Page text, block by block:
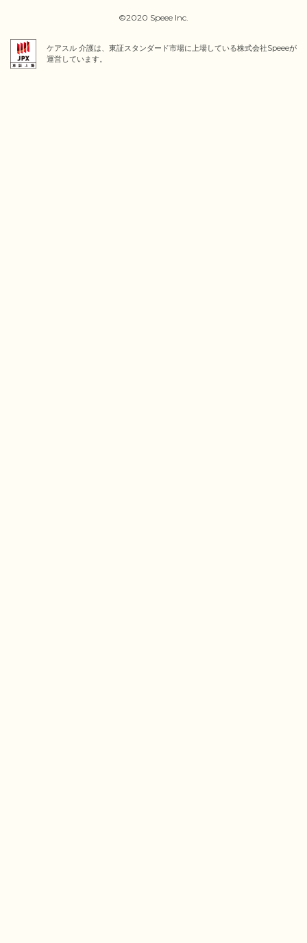
©2020 Speee Inc.
ケアスル 介護は、東証スタンダード市場に上場している株式会社Speeeが
運営しています。